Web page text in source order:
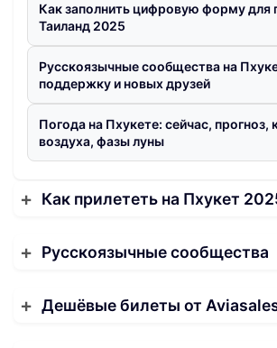
Как заполнить цифровую форму для
Таиланд 2025
Русскоязычные сообщества на
поддержку и новых друзей
Погода на Пхукете: сейчас, прогноз,
воздуха, фазы луны
Как прилететь на Пхукет
Русскоязычные сообщества
Дешёвые билеты от